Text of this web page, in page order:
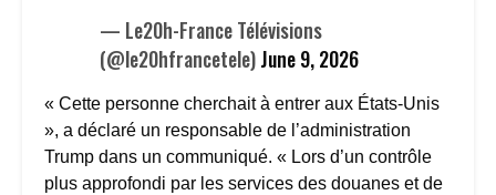
— Le20h-France Télévisions
(@le20hfrancetele)June 9, 2026
« Cette personne cherchait à entrer aux États-Unis
», a déclaré un responsable de l’administration
Trump dans un communiqué. « Lors d’un contrôle
plus approfondi par les services des douanes et de